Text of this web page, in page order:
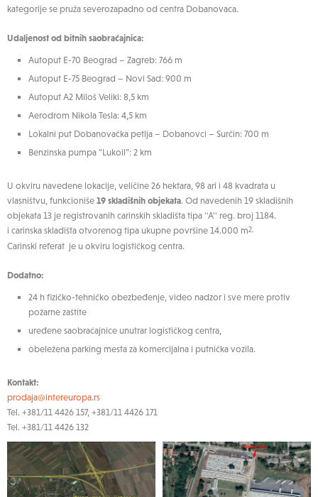
kategorije se pruža severozapadno od centra Dobanovaca.
Udaljenost od bitnih saobraćajnica:
Autoput E-70 Beograd – Zagreb: 766 m
Autoput E-75 Beograd – Novi Sad: 900 m
Autoput A2 Miloš Veliki: 8,5 km
Aerodrom Nikola Tesla: 4,5 km
Lokalni put Dobanovačka petlja – Dobanovci – Surčin: 700 m
Benzinska pumpa "Lukoil": 2 km
U okviru navedene lokacije, veličine 26 hektara, 98 ari i 48 kvadrata u
vlasništvu, funkcioniše 19 skladišnih objekata. Od navedenih 19 skladišnih
objekata 13 je registrovanih carinskih skladišta tipa ''A'' reg. broj 1184.
i carinska skladišta otvorenog tipa ukupne površine 14.000 m2.
Carinski referat je u okviru logističkog centra.
Dodatno:
24 h fizičko-tehničko obezbeđenje, video nadzor i sve mere protiv
požarne zaštite
uređene saobraćajnice unutrar logističkog centra,
obeležena parking mesta za komercijalna i putnička vozila.
Kontakt:
prodaja@intereuropa.rs
Tel. +381/11 4426 157, +381/11 4426 171
Tel. +381/11 4426 132